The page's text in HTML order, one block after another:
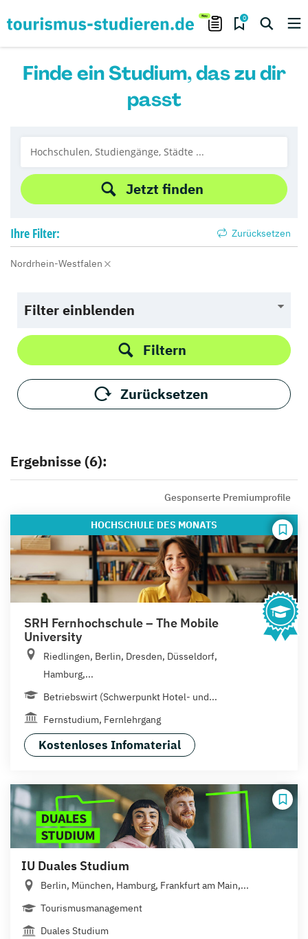
0
Finde ein Studium, das zu dir
passt
Jetzt finden
Ihre Filter: Zurücksetzen
Nordrhein-Westfalen
Filter einblenden
Filtern
Zurücksetzen
Ergebnisse (6):
Gesponserte Premiumprofile
HOCHSCHULE DES MONATS
SRH Fernhochschule – The Mobile
University
Riedlingen, Berlin, Dresden, Düsseldorf,
Hamburg,...
Betriebswirt (Schwerpunkt Hotel- und...
Fernstudium, Fernlehrgang
Kostenloses Infomaterial
IU Duales Studium
Berlin, München, Hamburg, Frankfurt am Main,...
Tourismusmanagement
Duales Studium